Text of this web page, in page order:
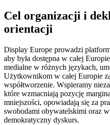
Cel organizacji i
orientacji
Display Europe prowadzi
aby była dostępna w całej
medialne w różnych językach,
Użytkownikom w całej Europie
współtworzenie. Wspieramy
które wzmacniają pozycję
mniejszości, opowiadają się za
swobodami obywatelskimi oraz
demokratyczny dyskurs.